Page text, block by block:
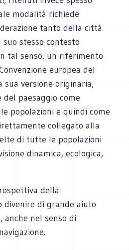
modalità richiede
tanto della città
stesso contesto
tal senso, un riferimento
europea del
sua versione originaria,
del paesaggio come
popolazioni e quindi come
collegato alla
di tutte le popolazioni
dinamica, ecologica,
della
di grande aiuto
nel senso di